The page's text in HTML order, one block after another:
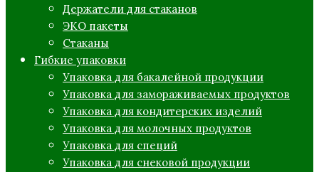
Держатели для стаканов
ЭКО пакеты
Стаканы
Гибкие упаковки
Упаковка для бакалейной продукции
Упаковка для замораживаемых продуктов
Упаковка для кондитерских изделий
Упаковка для молочных продуктов
Упаковка для специй
Упаковка для снековой продукции